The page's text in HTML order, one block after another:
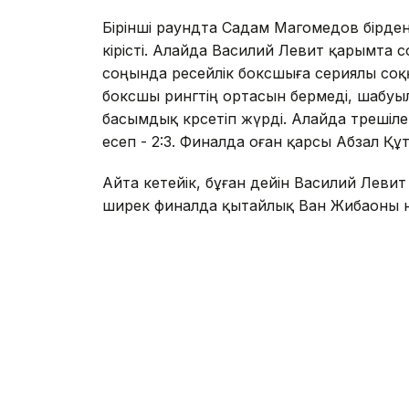
Бірінші раундта Садам Магомедов
кірісті. Алайда Василий Левит
соңында ресейлік боксшыға сериялы
боксшы рингтің ортасын бермеді,
басымдық көрсетіп жүрді. Алайда
есеп - 2:3. Финалда оған қарсы Абзал
Айта кетейік, бұған дейін Василий
ширек финалда қытайлық Ван Жибаоны